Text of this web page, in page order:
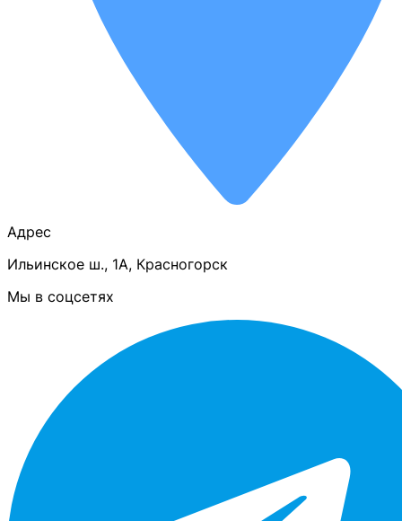
Адрес
Ильинское ш., 1А, Красногорск
Мы в соцсетях